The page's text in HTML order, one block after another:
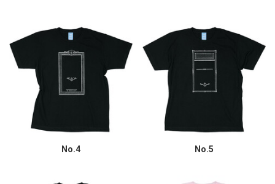
No.4 No.5